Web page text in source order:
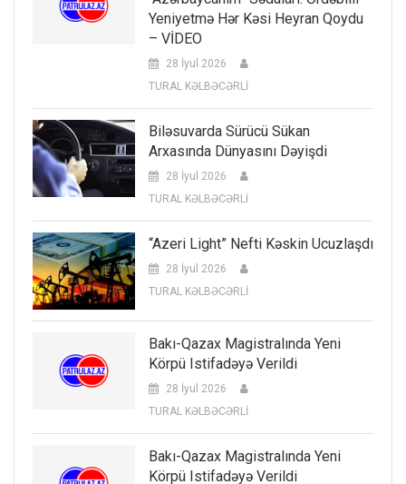
Yeniyetmə Hər Kəsi Heyran Qoydu
– VİDEO
28 İyul 2026
TURAL KƏLBƏCƏRLİ
Biləsuvarda Sürücü Sükan
Arxasında Dünyasını Dəyişdi
28 İyul 2026
TURAL KƏLBƏCƏRLİ
“Azeri Light” Nefti Kəskin Ucuzlaşdı
28 İyul 2026
TURAL KƏLBƏCƏRLİ
Bakı-Qazax Magistralında Yeni
Körpü Istifadəyə Verildi
28 İyul 2026
TURAL KƏLBƏCƏRLİ
Bakı-Qazax Magistralında Yeni
Körpü Istifadəyə Verildi